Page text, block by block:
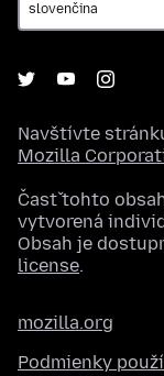
Navštívte
Mozilla
Časť tohto
vytvorená
Obsah je
license.
mozilla.org
Podmienky